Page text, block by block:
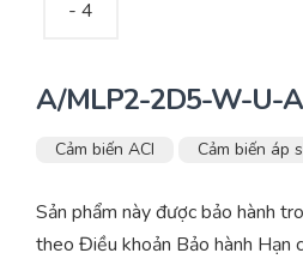
A/MLP2-2D5-W-U-
Cảm biến ACI Cảm biến áp
Sản phẩm này được bảo hành
theo Điều khoản Bảo hành Hạn